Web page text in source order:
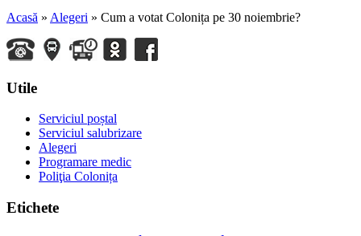
Acasă » Alegeri » Cum a votat Colonița pe 30 noiembrie?
Utile
Serviciul poștal
Serviciul salubrizare
Alegeri
Programare medic
Poliţia Colonița
Etichete